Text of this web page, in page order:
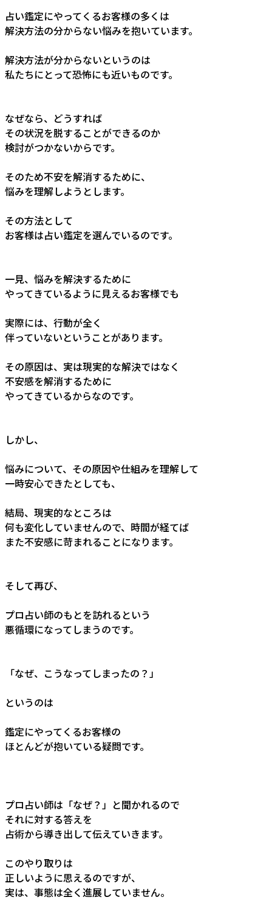
占い鑑定にやってくるお客様の多くは
解決方法の分からない悩みを抱いています。
解決方法が分からないというのは
私たちにとって恐怖にも近いものです。
なぜなら、どうすれば
その状況を脱することができるのか
検討がつかないからです。
そのため不安を解消するために、
悩みを理解しようとします。
その方法として
お客様は占い鑑定を選んでいるのです。
一見、悩みを解決するために
やってきているように見えるお客様でも
実際には、行動が全く
伴っていないということがあります。
その原因は、実は現実的な解決ではなく
不安感を解消するために
やってきているからなのです。
しかし、
悩みについて、その原因や仕組みを理解して
一時安心できたとしても、
結局、現実的なところは
何も変化していませんので、時間が経てば
また不安感に苛まれることになります。
そして再び、
プロ占い師のもとを訪れるという
悪循環になってしまうのです。
「なぜ、こうなってしまったの？」
というのは
鑑定にやってくるお客様の
ほとんどが抱いている疑問です。
プロ占い師は「なぜ？」と聞かれるので
それに対する答えを
占術から導き出して伝えていきます。
このやり取りは
正しいように思えるのですが、
実は、事態は全く進展していません。